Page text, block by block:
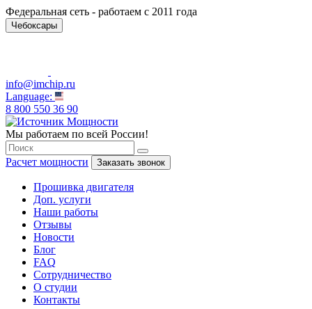
Федеральная сеть - работаем с 2011 года
Чебоксары
info@imchip.ru
Language:
8 800 550 36 90
Мы работаем по всей России!
Расчет мощности Заказать звонок
Прошивка двигателя
Доп. услуги
Наши работы
Отзывы
Новости
Блог
FAQ
Сотрудничество
О студии
Контакты